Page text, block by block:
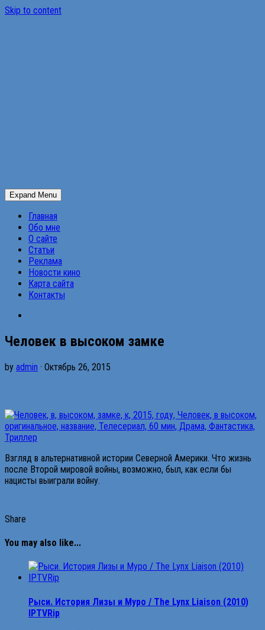
Skip to content
Expand Menu
Главная
Обо мне
О сайте
Статьи
Реклама
Новости кино
Карта сайта
Контакты
Человек в высоком замке
by admin · Октябрь 26, 2015
Взгляд в альтернативной истории Северной Америки. Что жизнь
после Второй мировой войны, возможно, был, как если бы
нацисты выиграли войну.
Share
You may also like...
Рыси. История Лизы и Муро / The Lynx Liaison (2010)
IPTVRip